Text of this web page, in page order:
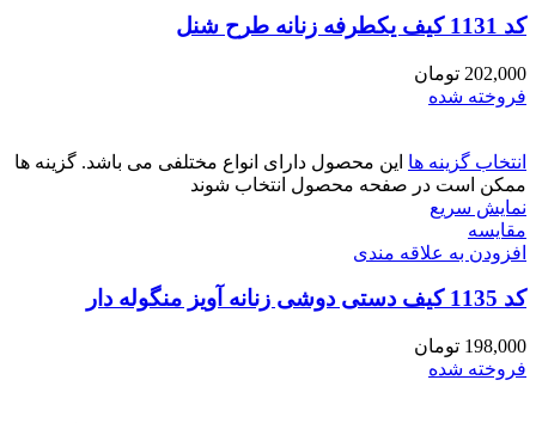
کد 1131 کیف یکطرفه زنانه طرح شنل
202,000 تومان
فروخته شده
انتخاب گزینه ها این محصول دارای انواع مختلفی می باشد. گزینه ها
ممکن است در صفحه محصول انتخاب شوند
نمایش سریع
مقايسه
افزودن به علاقه مندی
کد 1135 کیف دستی دوشی زنانه آویز منگوله دار
198,000 تومان
فروخته شده